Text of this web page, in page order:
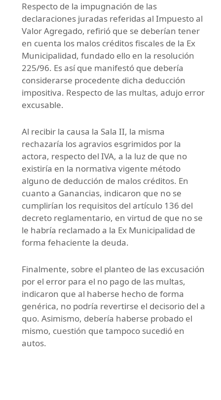
Respecto de la impugnación de las
declaraciones juradas referidas al Impuesto al
Valor Agregado, refirió que se deberían tener
en cuenta los malos créditos fiscales de la Ex
Municipalidad, fundado ello en la resolución
225/96. Es así que manifestó que debería
considerarse procedente dicha deducción
impositiva. Respecto de las multas, adujo error
excusable.
Al recibir la causa la Sala II, la misma
rechazaría los agravios esgrimidos por la
actora, respecto del IVA, a la luz de que no
existiría en la normativa vigente método
alguno de deducción de malos créditos. En
cuanto a Ganancias, indicaron que no se
cumplirían los requisitos del artículo 136 del
decreto reglamentario, en virtud de que no se
le habría reclamado a la Ex Municipalidad de
forma fehaciente la deuda.
Finalmente, sobre el planteo de las excusación
por el error para el no pago de las multas,
indicaron que al haberse hecho de forma
genérica, no podría revertirse el decisorio del a
quo. Asimismo, debería haberse probado el
mismo, cuestión que tampoco sucedió en
autos.